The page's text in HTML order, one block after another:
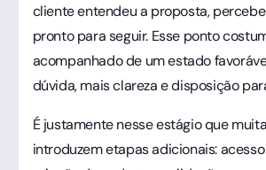
cliente entendeu a proposta,
pronto para seguir. Esse ponto
acompanhado de um estado
dúvida, mais clareza e disposição
É justamente nesse estágio que
introduzem etapas adicionais: